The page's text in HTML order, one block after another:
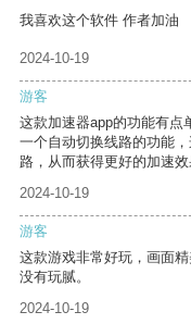
我喜欢这个软件 作者加油
2024-10-19
游客
这款加速器app的功能有点
一个自动切换线路的功能
路，从而获得更好的加速效
2024-10-19
游客
这款游戏非常好玩，画面
没有玩腻。
2024-10-19